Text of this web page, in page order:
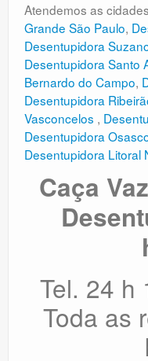
Atendemos as
Grande São Paulo,
Desentupidora
Desentupidora Santo
Bernardo do Campo,
Desentupidora
Vasconcelos ,
Desentupidora
Desentupidora Litoral
Caça
Tel. 24 h
Toda as